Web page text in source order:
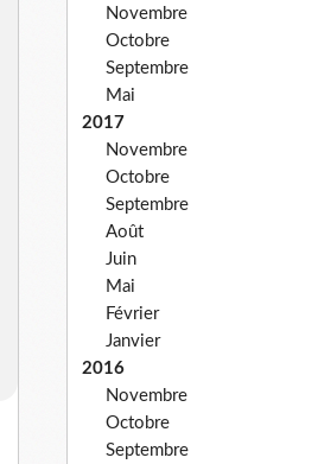
Novembre
Octobre
Septembre
Mai
2017
Novembre
Octobre
Septembre
Août
Juin
Mai
Février
Janvier
2016
Novembre
Octobre
Septembre